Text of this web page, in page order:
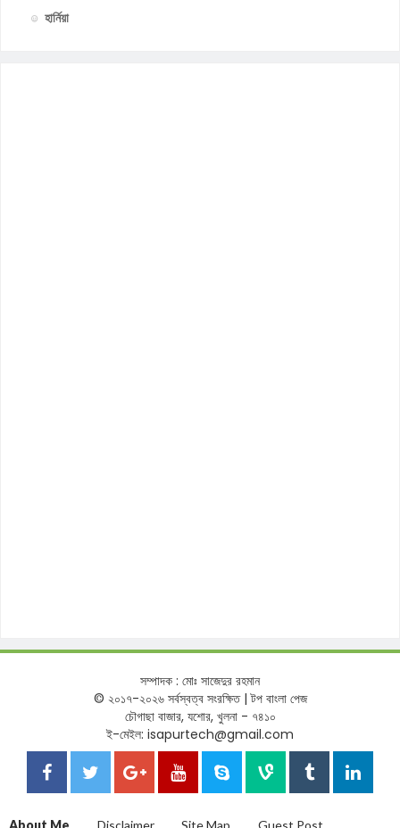
হার্নিয়া
সম্পাদক : মোঃ সাজেদুর রহমান
© ২০১৭-২০২৬ সর্বস্বত্ব সংরক্ষিত | টপ বাংলা পেজ
চৌগাছা বাজার, যশোর, খুলনা - ৭৪১০
ই-মেইল: isapurtech@gmail.com